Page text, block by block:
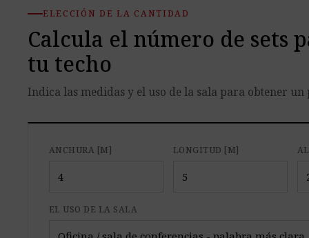
ELECCIÓN DE LA CANTIDAD
Calcula el número de sets
tu techo
Indica las medidas y el uso de la sala para obtener
ANCHURA [M] LONGITUD [M]
EL USO DE LA SALA